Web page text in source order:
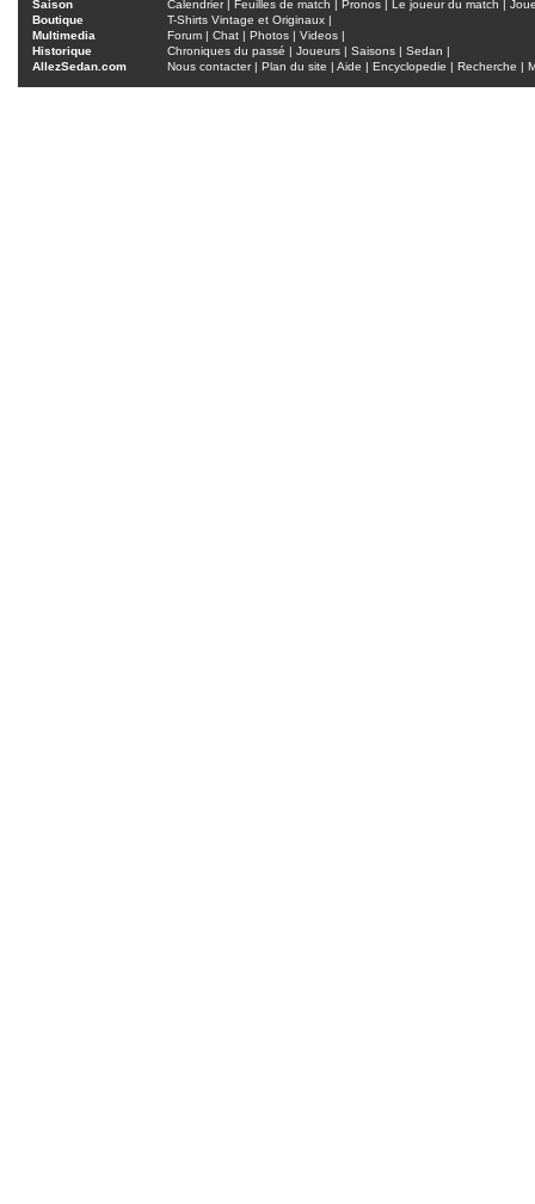
Saison Calendrier| Feuilles de match Pronos Le joueur du match
Boutique
T-Shirts Vintage et Originaux |
Multimedia
Forum | Chat | Photos | Videos |
Historique
Chroniques du passé | Joueurs | Saisons | Sedan |
AllezSedan.com
Nous contacter| Plan du site | Aide | Encyclopedie | Recherche |